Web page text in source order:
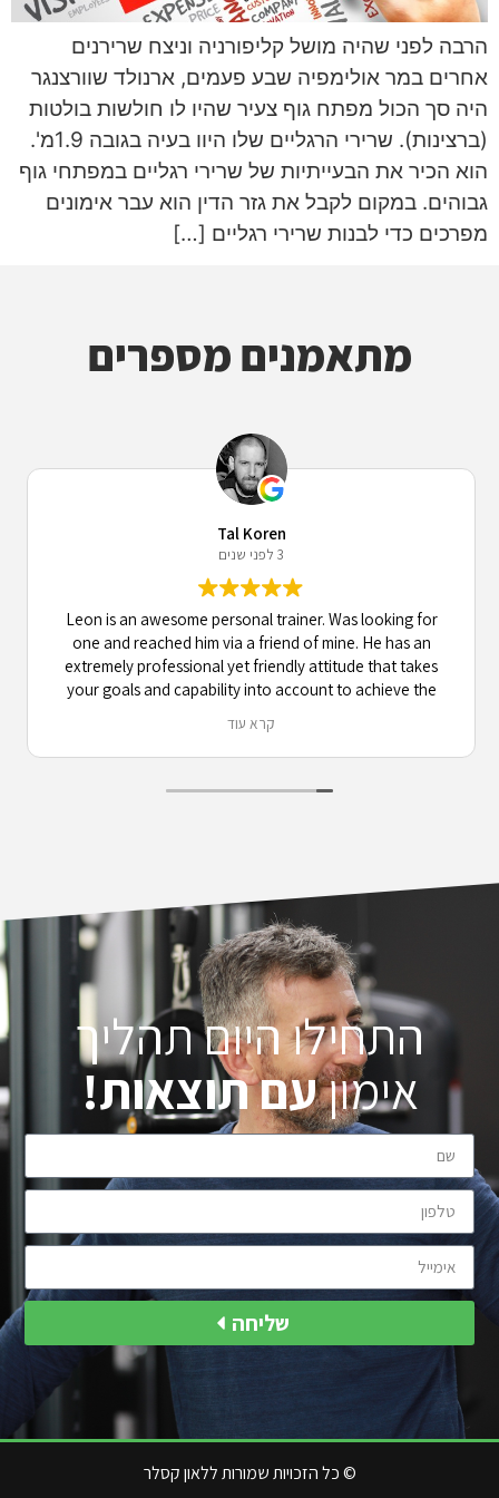
הרבה לפני שהיה מושל קליפורניה וניצח שרירנים
אחרים במר אולימפיה שבע פעמים, ארנולד שוורצנגר
היה סך הכול מפתח גוף צעיר שהיו לו חולשות בולטות
(ברצינות). שרירי הרגליים שלו היוו בעיה בגובה 1.9מ'.
הוא הכיר את הבעייתיות של שרירי רגליים במפתחי גוף
גבוהים. במקום לקבל את גזר הדין הוא עבר אימונים
מפרכים כדי לבנות שרירי רגליים […]
מתאמנים מספרים
Tal Koren
3 לפני שנים
Leon is an awesome personal trainer. Was looking for
one and reached him via a friend of mine. He has an
extremely professional yet friendly attitude that takes
your goals and capability into account to achieve the
and active communication. 10/10 recommend
קרא עוד
התחילו היום תהליך
אימוןעם תוצאות!
שליחה
© כל הזכויות שמורות ללאון קסלר